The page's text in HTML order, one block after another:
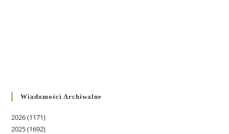
Wiadomości Archiwalne
2026(1171)
2025(1692)